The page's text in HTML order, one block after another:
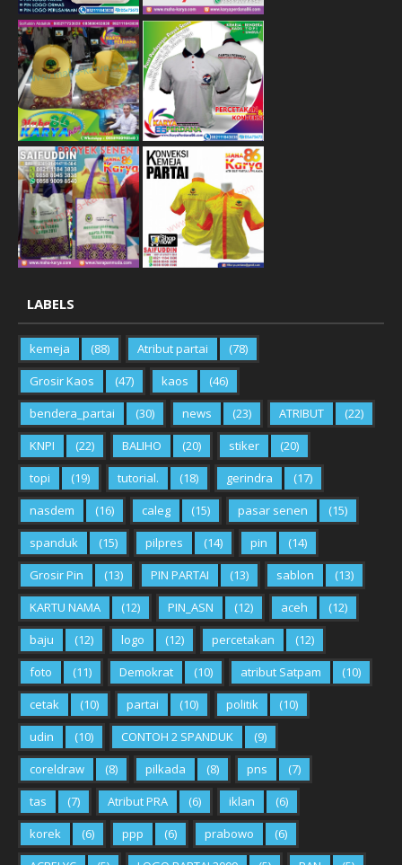
LABELS
kemeja (88) Atribut partai
(78)
Grosir Kaos
(47) kaos
(46)
bendera_partai
(30) news (23) ATRIBUT
(22)
KNPI
(22) BALIHO (20) stiker
(20)
topi
(19) tutorial. (18) gerindra
(17)
nasdem
(16) caleg (15) pasar senen
(15)
spanduk
(15) pilpres (14) pin
(14)
Grosir Pin
(13) PIN PARTAI (13) sablon
(13)
KARTU NAMA
(12) PIN_ASN (12) aceh
(12)
baju
(12) logo (12) percetakan
(12)
foto
(11) Demokrat (10) atribut Satpam
(10)
cetak
(10) partai (10) politik
(10)
udin
(10) CONTOH 2 SPANDUK
(9)
coreldraw
(8) pilkada (8) pns
(7)
tas
(7) Atribut PRA (6) iklan
(6)
korek
(6) ppp (6) prabowo
(6)